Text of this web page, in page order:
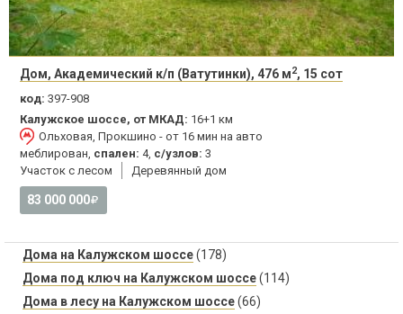
Дом, Академический к/п (Ватутинки), 476 м2, 15 сот
код: 397-908
Калужское шоссе, от МКАД: 16+1 км
Ольховая, Прокшино - от 16 мин на авто
меблирован, спален: 4, с/узлов: 3
Участок с лесом
Деревянный дом
83 000 000
Дома на Калужском шоссе(178)
Дома под ключ на Калужском шоссе(114)
Дома в лесу на Калужском шоссе(66)